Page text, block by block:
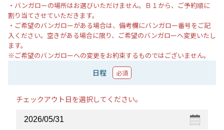
・バンガローの場所はお選びいただけません。Ｂ１から、ご予約順に
割り当てさせていただきます。
・ご希望のバンガローがある場合は、備考欄にバンガロー番号をご記
入ください。空きがある場合に限り、ご希望のバンガローへ変更いたし
ます。
※ご希望のバンガローへの変更をお約束するものではございません。
日程 必須
チェックアウト日を選択してください。